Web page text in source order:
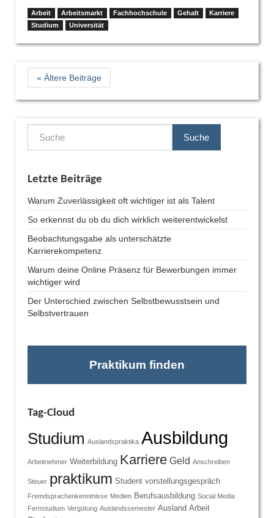
Arbeit Arbeitsmarkt Fachhochschule Gehalt
Karriere
Studium
Universität
« Ältere Beiträge
Suche
Letzte Beiträge
Warum Zuverlässigkeit oft wichtiger ist als Talent
So erkennst du ob du dich wirklich weiterentwickelst
Beobachtungsgabe als unterschätzte
Karrierekompetenz
Warum deine Online Präsenz für Bewerbungen immer
wichtiger wird
Der Unterschied zwischen Selbstbewusstsein und
Selbstvertrauen
Praktikum finden
Tag-Cloud
Studium Auslandspraktika Ausbildung
Arbeitnehmer Weiterbildung Karriere Geld Anschreiben
Steuer praktikum Student vorstellungsgespräch
Fremdsprachenkenntnisse Medien Berufsausbildung Social Media
Fernstudium Vergütung Auslandssemester Ausland Arbeit